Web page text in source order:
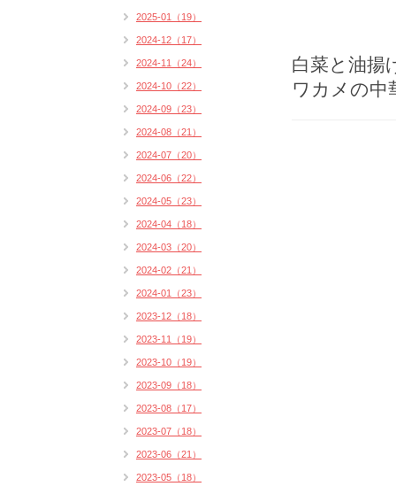
白菜と油揚
ワカメの中
2025-01（19）
2024-12（17）
2024-11（24）
2024-10（22）
2024-09（23）
2024-08（21）
2024-07（20）
2024-06（22）
2024-05（23）
2024-04（18）
2024-03（20）
2024-02（21）
2024-01（23）
2023-12（18）
2023-11（19）
2023-10（19）
2023-09（18）
2023-08（17）
2023-07（18）
2023-06（21）
2023-05（18）